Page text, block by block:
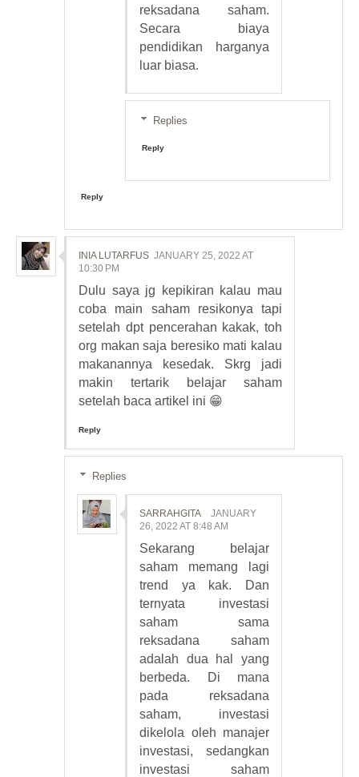
reksadana saham.
Secara biaya
pendidikan harganya
luar biasa.
Replies
Reply
Reply
INIA LUTARFUS JANUARY 25, 2022 AT
10:30 PM
Dulu saya jg kepikiran kalau mau
coba main saham resikonya tapi
setelah dpt pencerahan kakak, toh
org makan saja beresiko mati kalau
makanannya kesedak. Skrg jadi
makin tertarik belajar saham
setelah baca artikel ini 😁
Reply
Replies
SARRAHGITA
JANUARY
26, 2022 AT 8:48 AM
Sekarang belajar
saham memang lagi
trend ya kak. Dan
ternyata investasi
saham sama
reksadana saham
adalah dua hal yang
berbeda. Di mana
pada reksadana
saham, investasi
dikelola oleh manajer
investasi, sedangkan
investasi saham